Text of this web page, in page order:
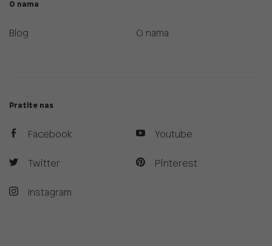
O nama
Blog O nama
Pratite nas
Facebook
Twitter
Instagram
Youtube
Pinterest